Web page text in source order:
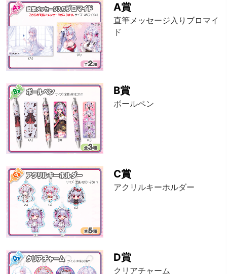
A賞
直筆メッセージ入りブロマイ
ド
B賞
ボールペン
C賞
アクリルキーホルダー
D賞
クリアチャーム